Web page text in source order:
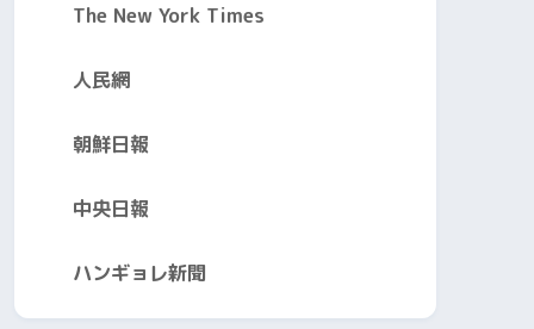
The New York Times
人民網
朝鮮日報
中央日報
ハンギョレ新聞